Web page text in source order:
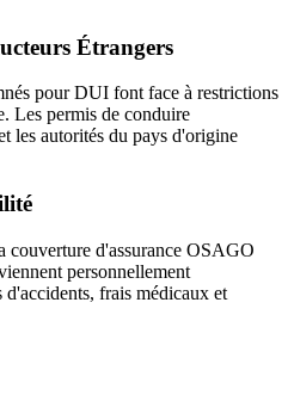
Étrangers
pour DUI font face à restrictions
Les permis de conduire
les autorités du pays d'origine
d'assurance OSAGO
personnellement
d'accidents, frais médicaux et